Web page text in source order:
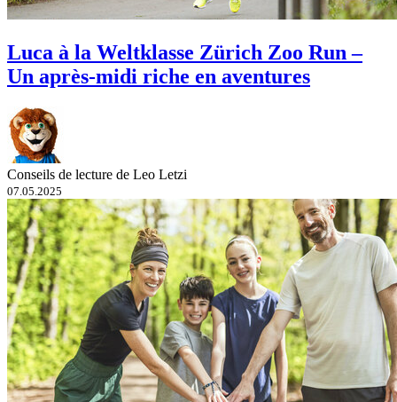
Luca à la Weltklasse Zürich Zoo Run –
Un après-midi riche en aventures
Conseils de lecture de Leo Letzi
07.05.2025